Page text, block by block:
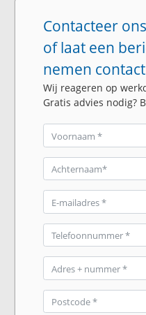
Contacteer
of laat een
nemen
Wij reageren op
Gratis advies nodig?